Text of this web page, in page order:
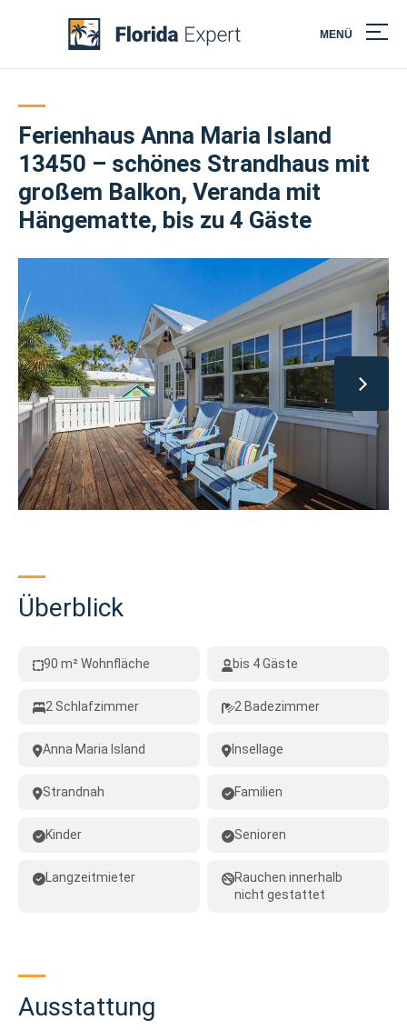
MENÜ
Skip
content
Ferienhaus Anna Maria Island
13450 – schönes Strandhaus mit
großem Balkon, Veranda mit
Hängematte, bis zu 4 Gäste
Überblick
90 m² Wohnfläche bis 4 Gäste
2 Schlafzimmer 2 Badezimmer
Anna Maria Island Insellage
Strandnah Familien
Kinder Senioren
Langzeitmieter
Rauchen innerhalb
nicht gestattet
Ausstattung